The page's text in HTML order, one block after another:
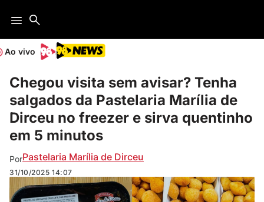
Ao vivo
Chegou visita sem avisar? Tenha
salgados da Pastelaria Marília de
Dirceu no freezer e sirva quentinho
em 5 minutos
PorPastelaria Marília de Dirceu
31/10/2025 14:07